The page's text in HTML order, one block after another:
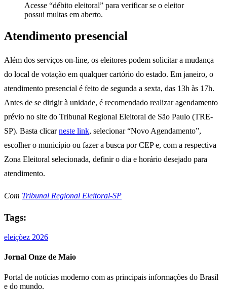
Acesse “débito eleitoral” para verificar se o eleitor
possui multas em aberto.
Atendimento presencial
Além dos serviços on-line, os eleitores podem solicitar a mudança
do local de votação em qualquer cartório do estado. Em janeiro, o
atendimento presencial é feito de segunda a sexta, das 13h às 17h.
Antes de se dirigir à unidade, é recomendado realizar agendamento
prévio no site do Tribunal Regional Eleitoral de São Paulo (TRE-
SP). Basta clicarneste link, selecionar “Novo Agendamento”,
escolher o município ou fazer a busca por CEP e, com a respectiva
Zona Eleitoral selecionada, definir o dia e horário desejado para
atendimento.
Com Tribunal Regional Eleitoral-SP
Tags:
eleiçõez 2026
Jornal Onze de Maio
Portal de notícias moderno com as principais informações do Brasil
e do mundo.